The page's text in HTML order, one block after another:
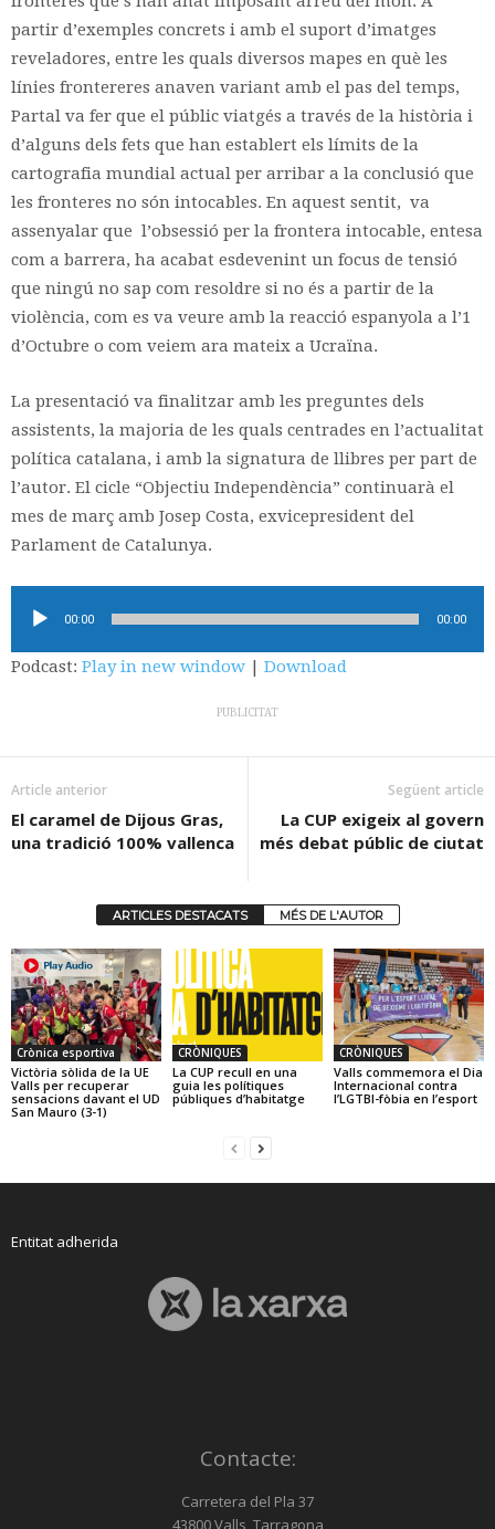
partir d’exemples concrets i amb el suport d’imatges
reveladores, entre les quals diversos mapes en què les
línies frontereres anaven variant amb el pas del temps,
Partal va fer que el públic viatgés a través de la història i
d’alguns dels fets que han establert els límits de la
cartografia mundial actual per arribar a la conclusió que
les fronteres no són intocables. En aquest sentit, va
assenyalar que l’obsessió per la frontera intocable, entesa
com a barrera, ha acabat esdevenint un focus de tensió
que ningú no sap com resoldre si no és a partir de la
violència, com es va veure amb la reacció espanyola a l’1
d’Octubre o com veiem ara mateix a Ucraïna.
La presentació va finalitzar amb les preguntes dels
assistents, la majoria de les quals centrades en l’actualitat
política catalana, i amb la signatura de llibres per part de
l’autor. El cicle “Objectiu Independència” continuarà el
mes de març amb Josep Costa, exvicepresident del
Parlament de Catalunya.
d'àudio00:00 00:00
Podcast: Play in new window | Download
PUBLICITAT
Article anterior
El caramel de Dijous Gras,
una tradició 100% vallenca
Següent article
La CUP exigeix al govern
més debat públic de ciutat
ARTICLES DESTACATS MÉS DE L'AUTOR
Crònica esportiva
Victòria sòlida de la UE
Valls per recuperar
sensacions davant el UD
San Mauro (3-1)
CRÒNIQUES
La CUP recull en una
guia les polítiques
públiques d’habitatge
CRÒNIQUES
Valls commemora el Dia
Internacional contra
l’LGTBI-fòbia en l’esport
Entitat adherida
Contacte:
Carretera del Pla 37
43800 Valls, Tarragona